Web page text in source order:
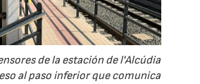
de la estación de l'Alcúdia
al paso inferior que comunica